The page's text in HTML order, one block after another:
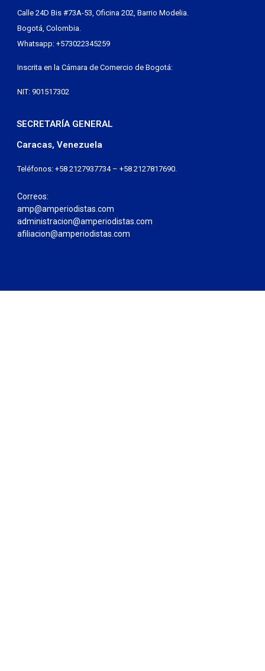
Calle 24D Bis #73A-53, Oficina 202, Barrio Modelia.
Bogotá, Colombia.
Whatsapp: +573022345259
Inscrita en la Cámara de Comercio de Bogotá:
NIT: 901517302
SECRETARÍA GENERAL
Caracas, Venezuela
Teléfonos: +58 2127937734 – +58 2127817690.
Correos:
amp@amperiodistas.com
administracion@amperiodistas.com
afiliacion@amperiodistas.com